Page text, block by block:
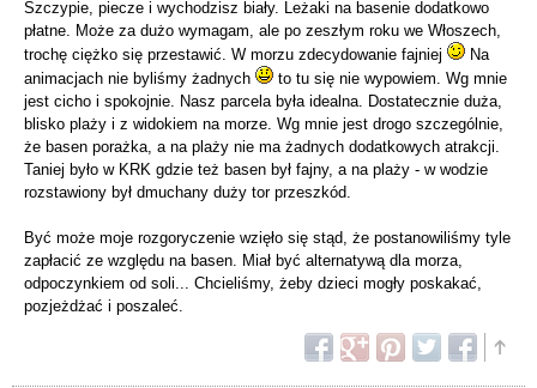
Szczypie, piecze i wychodzisz biały. Leżaki na basenie dodatkowo
płatne. Może za dużo wymagam, ale po zeszłym roku we Włoszech,
trochę ciężko się przestawić. W morzu zdecydowanie fajniej
Na
animacjach nie byliśmy żadnych
to tu się nie wypowiem. Wg mnie
jest cicho i spokojnie. Nasz parcela była idealna. Dostatecznie duża,
blisko plaży i z widokiem na morze. Wg mnie jest drogo szczególnie,
że basen porażka, a na plaży nie ma żadnych dodatkowych atrakcji.
Taniej było w KRK gdzie też basen był fajny, a na plaży - w wodzie
rozstawiony był dmuchany duży tor przeszkód.
Być może moje rozgoryczenie wzięło się stąd, że postanowiliśmy tyle
zapłacić ze względu na basen. Miał być alternatywą dla morza,
odpoczynkiem od soli... Chcieliśmy, żeby dzieci mogły poskakać,
pozjeżdżać i poszaleć.